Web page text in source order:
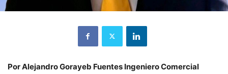
Por Alejandro Gorayeb Fuentes Ingeniero Comercial